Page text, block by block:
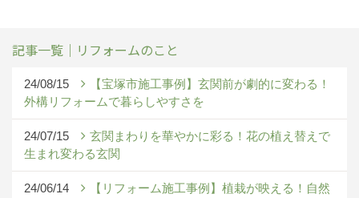
記事一覧｜リフォームのこと
24/08/15
【宝塚市施工事例】玄関前が劇的に変わる！
外構リフォームで暮らしやすさを
24/07/15
玄関まわりを華やかに彩る！花の植え替えで
生まれ変わる玄関
24/06/14
【リフォーム施工事例】植栽が映える！自然